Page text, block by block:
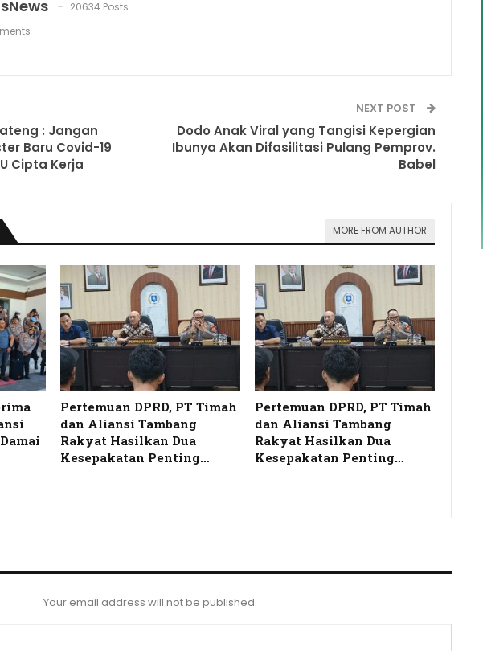
20634 Posts
: Jangan
Baru Covid-19
Cipta Kerja
NEXT POST
Dodo Anak Viral yang Tangisi Kepergian
Ibunya Akan Difasilitasi Pulang Pemprov.
Babel
MORE FROM AUTHOR
Pertemuan DPRD, PT Timah
dan Aliansi Tambang
Rakyat Hasilkan Dua
Kesepakatan Penting…
Pertemuan DPRD, PT Timah
dan Aliansi Tambang
Rakyat Hasilkan Dua
Kesepakatan Penting…
Your email address will not be published.